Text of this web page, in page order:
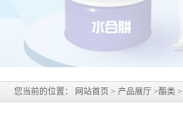
您当前的位置： 网站首页 > 产品展厅 >酯类 >